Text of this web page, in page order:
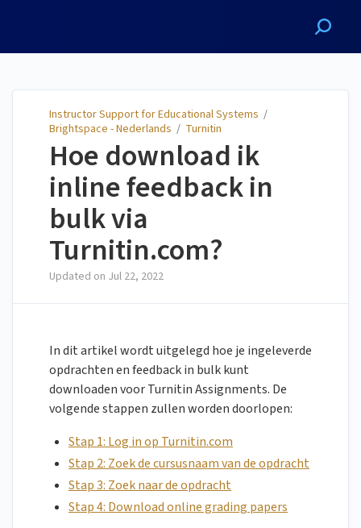
Instructor Support for Educational Systems /
Brightspace - Nederlands / Turnitin
Hoe download ik
inline feedback in
bulk via
Turnitin.com?
Updated on Jul 22, 2022
In dit artikel wordt uitgelegd hoe je ingeleverde
opdrachten en feedback in bulk kunt
downloaden voor Turnitin Assignments. De
volgende stappen zullen worden doorlopen:
Stap 1: Log in op Turnitin.com
Stap 2: Zoek de cursusnaam van de opdracht
Stap 3: Zoek naar de opdracht
Stap 4: Download online grading papers